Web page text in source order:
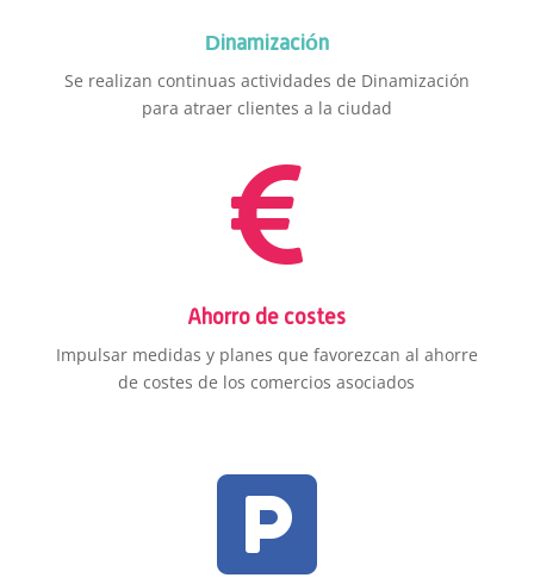
Dinamización
Se realizan continuas actividades de Dinamización
para atraer clientes a la ciudad

Ahorro de costes
Impulsar medidas y planes que favorezcan al ahorre
de costes de los comercios asociados
